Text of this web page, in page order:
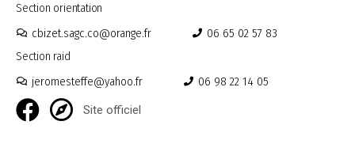
Section orientation
cbizet.sagc.co@orange.fr
06 65 02 57 83
Section raid
jeromesteffe@yahoo.fr
06 98 22 14 05
Site officiel